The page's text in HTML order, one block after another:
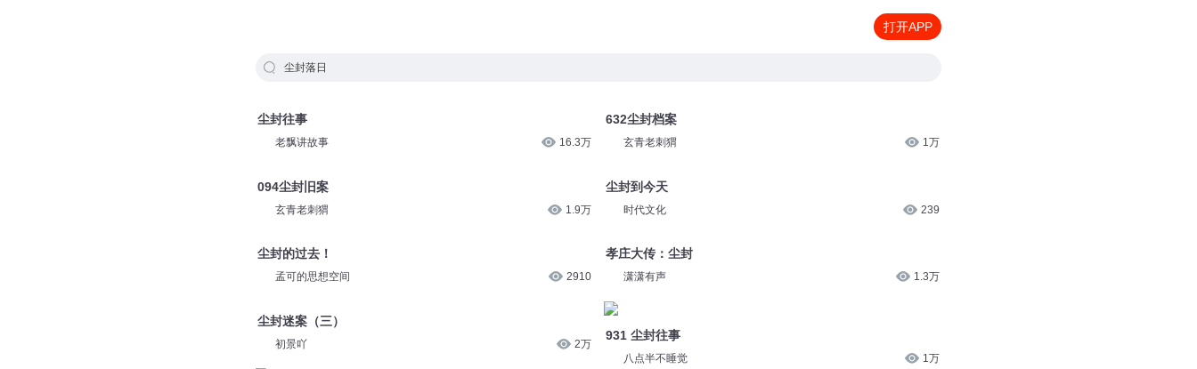
打开APP
尘封落日
尘封往事
老飘讲故事 16.3万
094尘封旧案
玄青老刺猬 1.9万
尘封的过去！
孟可的思想空间 2910
尘封迷案（三）
初景吖 2万
632尘封档案
玄青老刺猬 1万
尘封到今天
时代文化 239
孝庄大传：尘封
潇潇有声 1.3万
931 尘封往事
八点半不睡觉 1万